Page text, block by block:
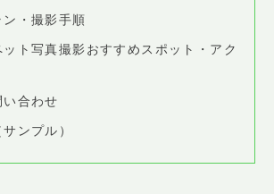
求人情報
・撮影手順
ト写真撮影おすすめスポット・アク
合わせ
ンプル）